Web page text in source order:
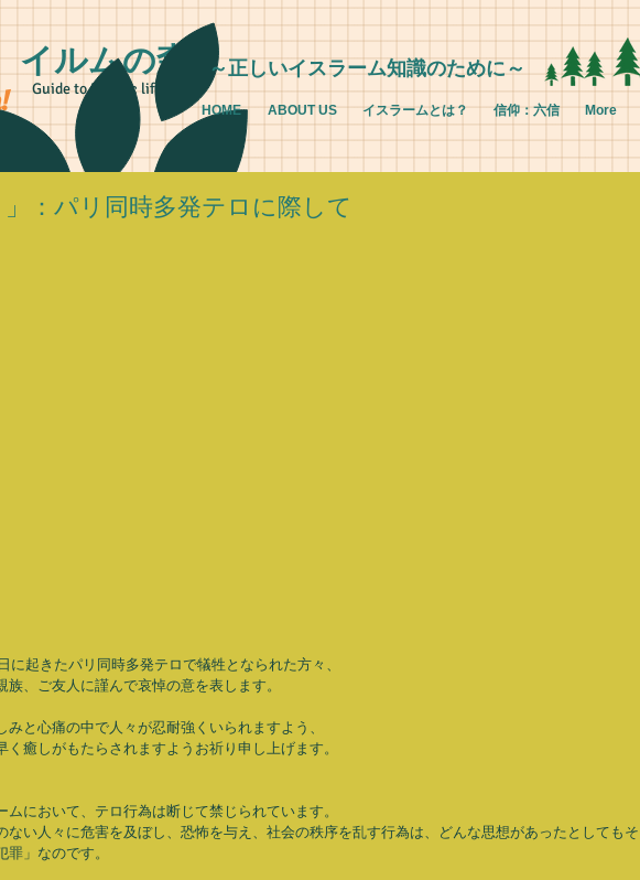
イルムの森
Guide to Islamic life
～正しいイスラーム知識のために～
HOME ABOUT US イスラームとは？ 信仰：六信 More
」：パリ同時多発テロに際して
に起きたパリ同時多発テロで犠牲となられた方々、
族、ご友人に謹んで哀悼の意を表します。
みと心痛の中で人々が忍耐強くいられますよう、
く癒しがもたらされますようお祈り申し上げます。
ムにおいて、テロ行為は断じて禁じられています。
ない人々に危害を及ぼし、恐怖を与え、社会の秩序を乱す行為は、どんな思想があったとしてもそ
罪」なのです。